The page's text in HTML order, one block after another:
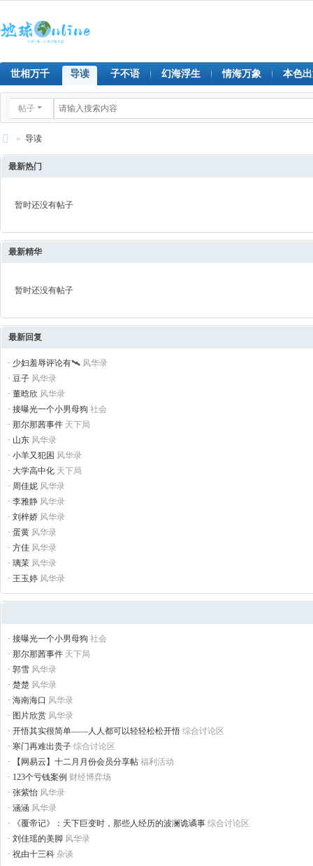
世相万千 导读 子不语 幻海浮生 情海万象 本色
帖子
地
球
e
» 导读
最新热门
暂时还没有帖子
最新精华
暂时还没有帖子
最新回复
· 少妇羞辱评论有🛰 风华录
· 豆子 风华录
· 董晗欣 风华录
· 接曝光一个小男母狗 社会
· 那尔那茜事件 天下局
· 山东 风华录
· 小羊又犯困 风华录
· 大学高中化 天下局
· 周佳妮 风华录
· 李雅静 风华录
· 刘梓娇 风华录
· 蛋黄 风华录
· 方佳 风华录
· 璃茉 风华录
· 王玉婷 风华录
· 接曝光一个小男母狗 社会
· 那尔那茜事件 天下局
· 郭雪 风华录
· 楚楚 风华录
· 海南海口 风华录
· 图片欣赏 风华录
· 开悟其实很简单——人人都可以轻轻松松开悟 综合讨论区
· 寒门再难出贵子 综合讨论区
·
【网易云】十二月月份会员分享帖 福利活动
· 123个亏钱案例 财经博弈场
· 张紫怡 风华录
· 涵涵 风华录
·
《覆帝记》：天下巨变时，那些人经历的波澜诡谲事 综合讨论区
· 刘佳瑶的美脚 风华录
· 祝由十三科 杂谈